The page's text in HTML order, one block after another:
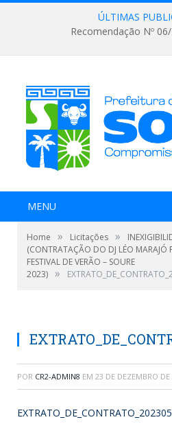
ÚLTIMAS
Recomendação Nº
MENU
Home » Licitações »
(CONTRATAÇÃO DO DJ LÉO MARAJÓ
FESTIVAL DE VERÃO – SOURE
2023) »
POR CR2-ADMIN8 EM 23 DE DEZEMBRO